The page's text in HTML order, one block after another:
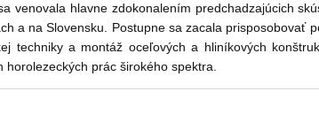
hlavne zdokonalením predchadzajúcich
a na Slovensku. Postupne sa zacala
techniky a montáž oceľových a hliníkových
prác širokého spektra.